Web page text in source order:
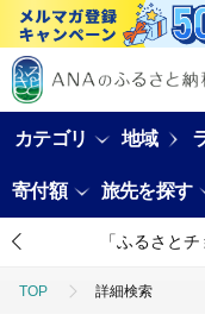
カテゴリ 地域
寄付額 旅先を探す
「ふるさと
TOP 詳細検索